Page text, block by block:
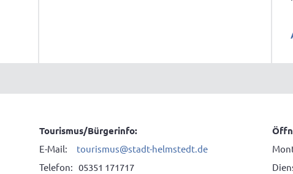
Tourismus/Bürgerinfo:
E-Mail: tourismus@stadt-helmstedt.de
Telefon: 05351 171717